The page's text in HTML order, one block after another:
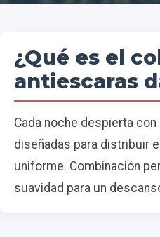
¿Qué es el
antiescaras
Cada noche despierta
diseñadas para distribuir
uniforme. Combinación
suavidad para un